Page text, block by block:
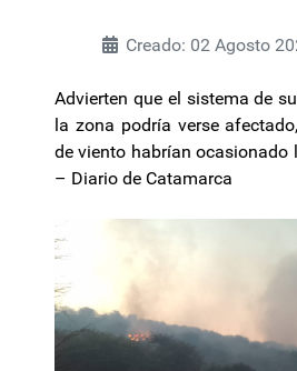
Creado: 02 Agosto
Advierten que el sistema de
la zona podría verse
de viento habrían ocasionado
– Diario de Catamarca